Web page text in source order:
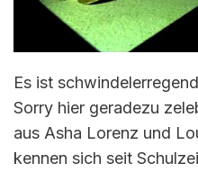
Es ist
Sorry hier geradezu
aus Asha Lorenz und
kennen sich seit